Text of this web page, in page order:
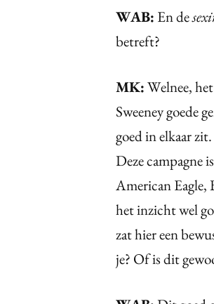
WAB: En de
betreft?
MK:Welnee,
Sweeney goede
goed in elkaar
Deze campagne
American Eagle,
het inzicht wel
zat hier een
je? Of is dit